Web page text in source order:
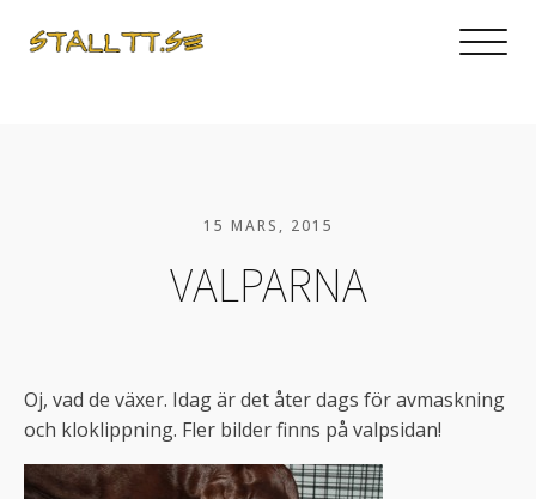
15 MARS, 2015
VALPARNA
Oj, vad de växer. Idag är det åter dags för avmaskning
och kloklippning. Fler bilder finns på valpsidan!